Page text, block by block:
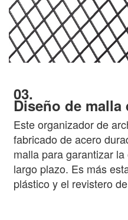
03.
Diseño de malla
Este organizador de
fabricado de acero
malla para garantizar
largo plazo. Es más
plástico y el revistero